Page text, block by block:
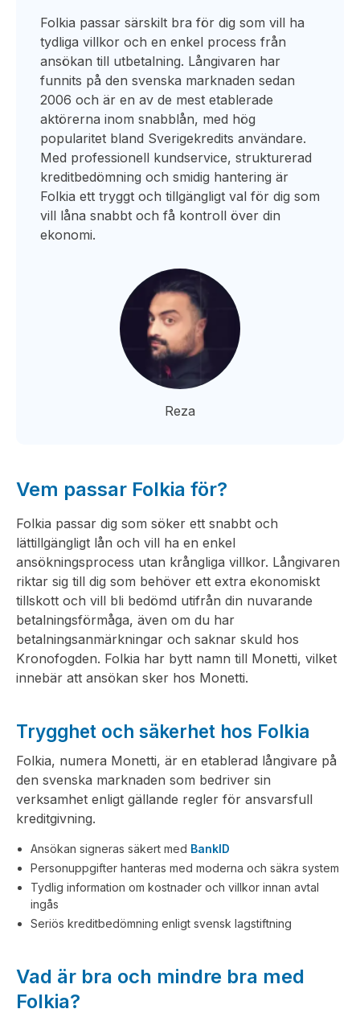
Folkia passar särskilt bra för dig som vill ha
tydliga villkor och en enkel process från
ansökan till utbetalning. Långivaren har
funnits på den svenska marknaden sedan
2006 och är en av de mest etablerade
aktörerna inom snabblån, med hög
popularitet bland Sverigekredits användare.
Med professionell kundservice, strukturerad
kreditbedömning och smidig hantering är
Folkia ett tryggt och tillgängligt val för dig som
vill låna snabbt och få kontroll över din
ekonomi.
Reza
Vem passar Folkia för?
Folkia passar dig som söker ett snabbt och
lättillgängligt lån och vill ha en enkel
ansökningsprocess utan krångliga villkor. Långivaren
riktar sig till dig som behöver ett extra ekonomiskt
tillskott och vill bli bedömd utifrån din nuvarande
betalningsförmåga, även om du har
betalningsanmärkningar och saknar skuld hos
Kronofogden. Folkia har bytt namn till Monetti, vilket
innebär att ansökan sker hos Monetti.
Trygghet och säkerhet hos Folkia
Folkia, numera Monetti, är en etablerad långivare på
den svenska marknaden som bedriver sin
verksamhet enligt gällande regler för ansvarsfull
kreditgivning.
Ansökan signeras säkert med BankID
Personuppgifter hanteras med moderna och säkra system
Tydlig information om kostnader och villkor innan avtal
ingås
Seriös kreditbedömning enligt svensk lagstiftning
Vad är bra och mindre bra med
Folkia?